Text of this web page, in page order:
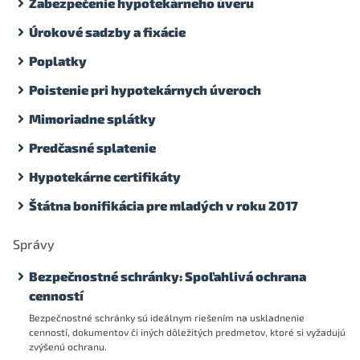
Úrokové sadzby a fixácie
Poplatky
Poistenie pri hypotekárnych úveroch
Mimoriadne splátky
Predčasné splatenie
Hypotekárne certifikáty
Štátna bonifikácia pre mladých v roku 2017
Správy
Bezpečnostné schránky: Spoľahlivá ochrana
cenností
Bezpečnostné schránky sú ideálnym riešením na uskladnenie
cenností, dokumentov či iných dôležitých predmetov, ktoré si vyžadujú
zvýšenú ochranu.